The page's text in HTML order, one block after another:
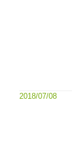
2018/07/08